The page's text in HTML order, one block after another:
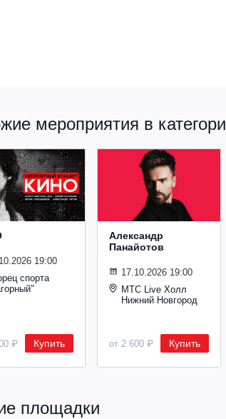
мероприятия в
19:00
спорта
₽ Купить
Александр
Панайотов
17.10.2026 19:00
МТС Live Холл
Нижний Новгород
от 2 600 ₽ Купить
площадки